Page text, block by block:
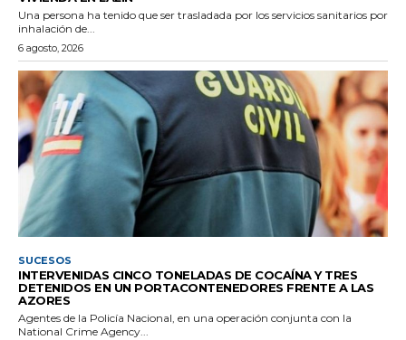
Una persona ha tenido que ser trasladada por los servicios sanitarios por
inhalación de...
6 agosto, 2026
SUCESOS
INTERVENIDAS CINCO TONELADAS DE COCAÍNA Y TRES
DETENIDOS EN UN PORTACONTENEDORES FRENTE A LAS
AZORES
Agentes de la Policía Nacional, en una operación conjunta con la
National Crime Agency...